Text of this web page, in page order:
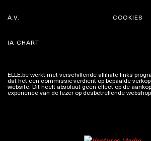
A.V.
IA CHART
COOKIES
ELLE.be werkt met verschillende affiliate links
dat het een commissie verdient op bepaalde
website. Dit heeft absoluut geen effect op de
experience van de lezer op desbetreffende